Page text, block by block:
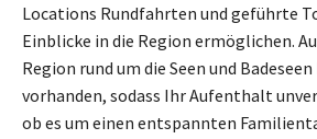
Locations Rundfahrten und geführte
Einblicke in die Region ermöglichen.
Region rund um die Seen und
vorhanden, sodass Ihr Aufenthalt
ob es um einen entspannten